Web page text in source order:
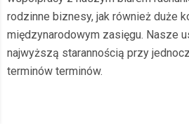
rodzinne biznesy, jak również duże
międzynarodowym zasięgu. Nasze
najwyższą starannością przy
terminów terminów.